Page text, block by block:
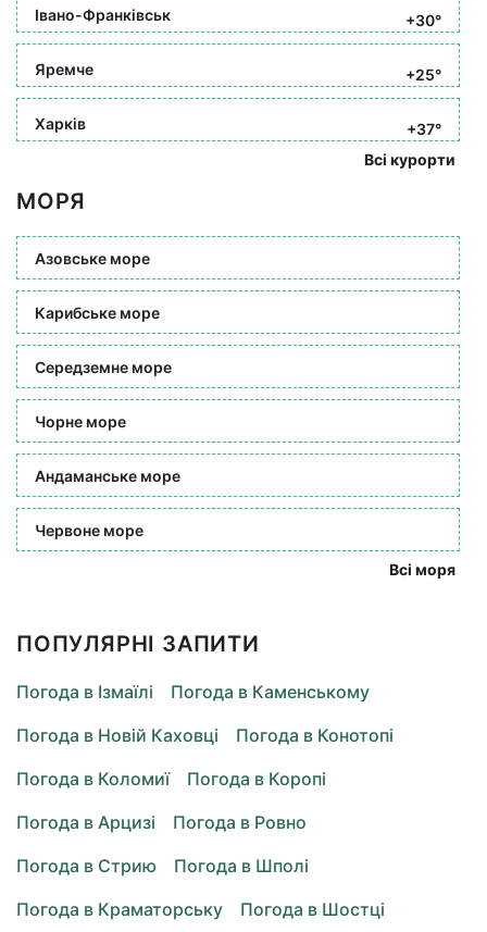
Івано-Франківськ +30°
Яремче +25°
Харків
+37°
Всі курорти
МОРЯ
Азовське море
Карибське море
Середземне море
Чорне море
Андаманське море
Червоне море
Всі моря
ПОПУЛЯРНІ ЗАПИТИ
Погода в Ізмаїлі
Погода в Каменському
Погода в Новій Каховці
Погода в Конотопі
Погода в Коломиї
Погода в Коропі
Погода в Арцизі
Погода в Ровно
Погода в Стрию
Погода в Шполі
Погода в Краматорську
Погода в Шостці